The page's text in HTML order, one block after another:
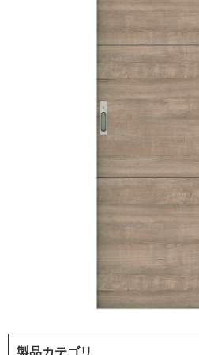
製品カテゴリ